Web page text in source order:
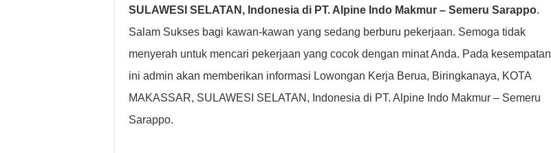
SULAWESI SELATAN, Indonesia di PT. Alpine Indo Makmur – Semeru Sarappo.
Salam Sukses bagi kawan-kawan yang sedang berburu pekerjaan. Semoga tidak
menyerah untuk mencari pekerjaan yang cocok dengan minat Anda. Pada kesempatan
ini admin akan memberikan informasi Lowongan Kerja Berua, Biringkanaya, KOTA
MAKASSAR, SULAWESI SELATAN, Indonesia di PT. Alpine Indo Makmur – Semeru
Sarappo.